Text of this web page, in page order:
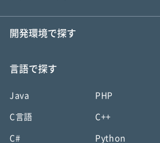
開発環境で探す
言語で探す
Java PHP
C言語 C++
C# Python